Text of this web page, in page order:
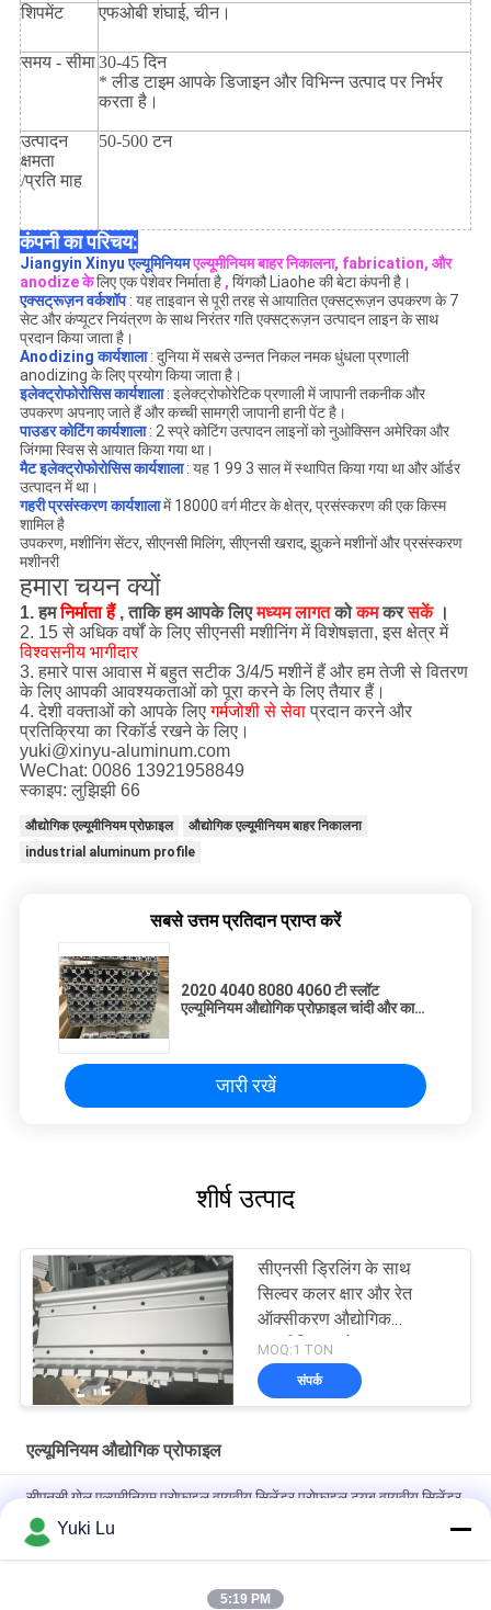
शिपमेंट एफओबी शंघाई, चीन।
समय - सीमा30-45 दिन
* लीड टाइम आपके डिजाइन और विभिन्न उत्पाद पर निर्भर
करता है।
उत्पादन
क्षमता
/प्रति माह
50-500 टन
कंपनी का परिचय:
Jiangyin Xinyu एल्यूमिनियमएल्यूमीनियम बाहर निकालना, fabrication, और
anodize केलिए एक पेशेवर निर्माता है , यिंगकौ Liaohe की बेटा कंपनी है।
एक्सट्रूज़न वर्कशॉप: यह ताइवान से पूरी तरह से आयातित एक्सट्रूज़न उपकरण के 7
सेट और कंप्यूटर नियंत्रण के साथ निरंतर गति एक्सट्रूज़न उत्पादन लाइन के साथ
प्रदान किया जाता है।
Anodizing कार्यशाला: दुनिया में सबसे उन्नत निकल नमक धुंधला प्रणाली
anodizing के लिए प्रयोग किया जाता है।
इलेक्ट्रोफोरोसिस कार्यशाला: इलेक्ट्रोफोरेटिक प्रणाली में जापानी तकनीक और
उपकरण अपनाए जाते हैं और कच्ची सामग्री जापानी हानी पेंट है।
पाउडर कोटिंग कार्यशाला: 2 स्प्रे कोटिंग उत्पादन लाइनों को नुओक्सिन अमेरिका और
जिंगमा स्विस से आयात किया गया था।
मैट इलेक्ट्रोफोरोसिस कार्यशाला: यह 1 99 3 साल में स्थापित किया गया था और ऑर्डर
उत्पादन में था।
गहरी प्रसंस्करण कार्यशालामें 18000 वर्ग मीटर के क्षेत्र, प्रसंस्करण की एक किस्म
शामिल है
उपकरण, मशीनिंग सेंटर, सीएनसी मिलिंग, सीएनसी खराद, झुकने मशीनों और प्रसंस्करण
मशीनरी
हमारा चयन क्यों
1. हमनिर्माता हैं, ताकि हम आपके लिएमध्यम लागतकोकमकरसकें।
2. 15 से अधिक वर्षों के लिए सीएनसी मशीनिंग में विशेषज्ञता, इस क्षेत्र में
विश्वसनीय भागीदार
3. हमारे पास आवास में बहुत सटीक 3/4/5 मशीनें हैं और हम तेजी से वितरण
के लिए आपकी आवश्यकताओं को पूरा करने के लिए तैयार हैं।
4. देशी वक्ताओं को आपके लिएगर्मजोशी से सेवाप्रदान करने और
प्रतिक्रिया का रिकॉर्ड रखने के लिए।
yuki@xinyu-aluminum.com
WeChat: 0086 13921958849
स्काइप: लुझिझी 66
औद्योगिक एल्यूमीनियम प्रोफ़ाइल
औद्योगिक एल्यूमीनियम बाहर निकालना
industrial aluminum profile
सबसे उत्तम प्रतिदान प्राप्त करें
2020 4040 8080 4060 टी स्लॉट
एल्यूमिनियम औद्योगिक प्रोफ़ाइल चांदी और काले
जारी रखें
शीर्ष उत्पाद
सीएनसी ड्रिलिंग के साथ
सिल्वर कलर क्षार और रेत
ऑक्सीकरण औद्योगिक
एल्यूमीनियम प्रोफाइल
MOQ:1 TON
संपर्क
एल्यूमिनियम औद्योगिक प्रोफाइल
सीएनसी गोल एल्यूमीनियम प्रोफाइल वायवीय सिलेंडर प्रोफाइल ट्यूब वायवीय सिलेंडर
दरवाजों/खिड़कियों के लिए चौकोर आकार की उच्च गुणवत्ता वाली एल्युमिनियम
एक्सट्रूज़न प्रोफाइल
Yuki Lu
5:19 PM